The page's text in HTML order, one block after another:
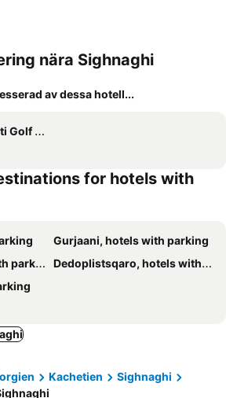
nära Sighnaghi
av dessa hotell...
Resort
for hotels with
Gurjaani, hotels with parking
Dedoplistsqaro, hotels with parking
Kachetien
Sighnaghi